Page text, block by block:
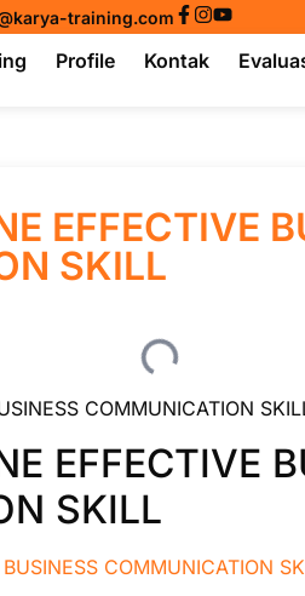
training.com
Profile Kontak
EFFECTIVE
SKILL
COMMUNICATION
EFFECTIVE
SKILL